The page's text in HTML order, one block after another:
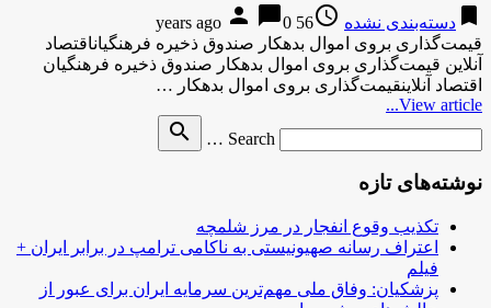
bookmark دسته‌بندی نشده access_time
56 years ago
person chat_bubble0
قیمت‌گذاری بروی اموال بدهکار صندوق ذخیره فرهنگیاناقتصاد
آنلاین قیمت‌گذاری بروی اموال بدهکار صندوق ذخیره فرهنگیان
اقتصاد آنلاینقیمت‌گذاری بروی اموال بدهکار …
View article...
Search …
search
نوشته‌های تازه
تکذیب وقوع انفجار در مرز شلمچه
اعتراف رسانه صهیونیستی به ناکامی ترامپ در برابر ایران +
فیلم
پزشکیان: وفاق ملی مهم‌ترین سرمایه ایران برای عبور از